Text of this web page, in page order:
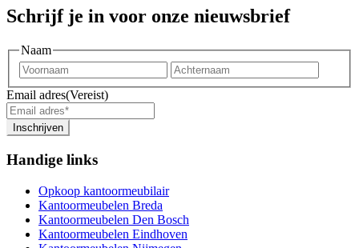
Schrijf je in voor onze nieuwsbrief
Naam
Voornaam
Email adres(Vereist)
Inschrijven
Handige links
Opkoop kantoormeubilair
Kantoormeubelen Breda
Kantoormeubelen Den Bosch
Kantoormeubelen Eindhoven